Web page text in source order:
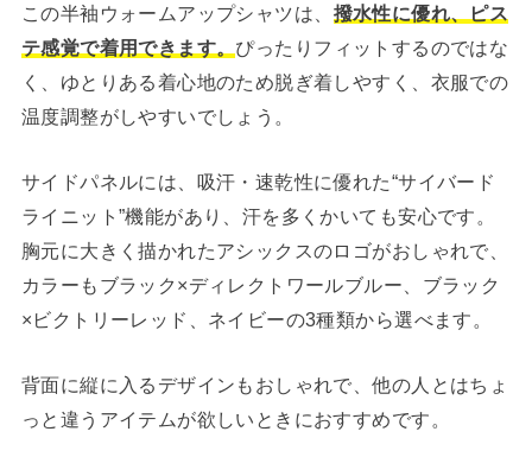
この半袖ウォームアップシャツは、 撥水性に優れ、ピス
テ感覚で着用できます。 ぴったりフィットするのではな
く、ゆとりある着心地のため脱ぎ着しやすく、衣服での
温度調整がしやすいでしょう。
サイドパネルには、吸汗・速乾性に優れた“サイバード
ライニット”機能があり、汗を多くかいても安心です。
胸元に大きく描かれたアシックスのロゴがおしゃれで、
カラーもブラック×ディレクトワールブルー、ブラック
×ビクトリーレッド、ネイビーの3種類から選べます。
背面に縦に入るデザインもおしゃれで、他の人とはちょ
っと違うアイテムが欲しいときにおすすめです。